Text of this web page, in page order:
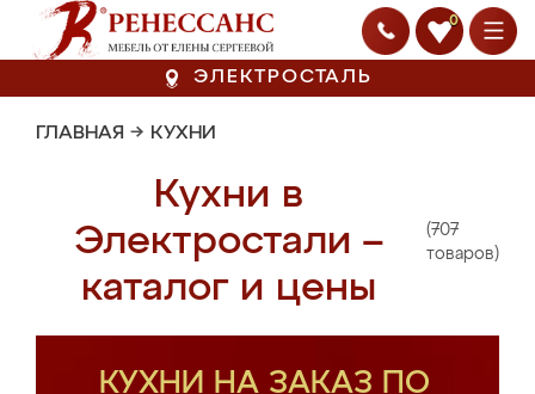
0
ЭЛЕКТРОСТАЛЬ
ГЛАВНАЯ → КУХНИ
Кухни в
Электростали –
каталог и цены
(707
товаров)
КУХНИ НА ЗАКАЗ ПО